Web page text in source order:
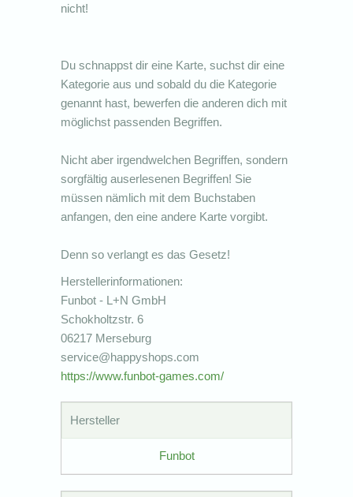
nicht!
Du schnappst dir eine Karte, suchst dir eine
Kategorie aus und sobald du die Kategorie
genannt hast, bewerfen die anderen dich mit
möglichst passenden Begriffen.
Nicht aber irgendwelchen Begriffen, sondern
sorgfältig auserlesenen Begriffen! Sie
müssen nämlich mit dem Buchstaben
anfangen, den eine andere Karte vorgibt.
Denn so verlangt es das Gesetz!
Herstellerinformationen:
Funbot - L+N GmbH
Schokholtzstr. 6
06217 Merseburg
service@happyshops.com
https://www.funbot-games.com/
Hersteller
Funbot